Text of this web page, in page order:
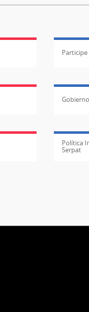
Política
Serpat